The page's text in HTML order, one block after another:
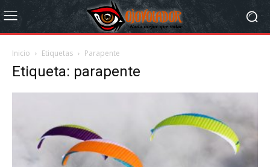
Inicio Etiquetas Parapente
Etiqueta: parapente